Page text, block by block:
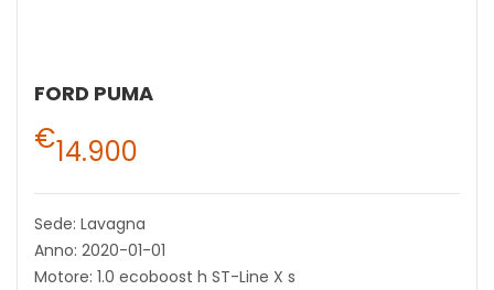
FORD PUMA
€14.900
Sede: Lavagna
Anno: 2020-01-01
Motore: 1.0 ecoboost h ST-Line X s